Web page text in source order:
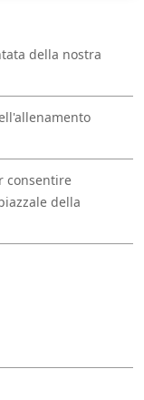
della nostra
consentire
della